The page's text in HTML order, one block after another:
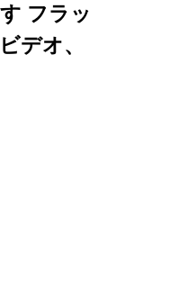
フラッ
デオ、